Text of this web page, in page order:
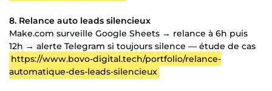
8. Relance auto leads silencieux
Make.com surveille Google Sheets → relance à 6h puis
12h → alerte Telegram si toujours silence — étude de cas
https://www.bovo-digital.tech/portfolio/relance-
automatique-des-leads-silencieux